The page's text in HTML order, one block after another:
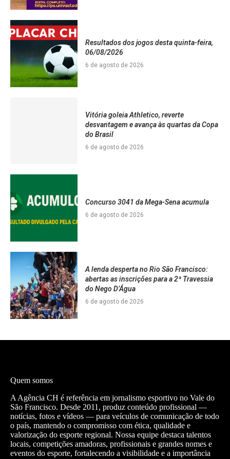
Resultados dos jogos desta quinta-feira,
06/08/2026
6 de agosto de 2026
Vitória goleia Athletico, reverte
desvantagem e avança às quartas da Copa
do Brasil
6 de agosto de 2026
Concurso 3041 da Mega-Sena acumula
6 de agosto de 2026
A lenda desperta no Rio São Francisco:
abertas as inscrições para a 2ª Travessia
do Nego D’Água
6 de agosto de 2026
Quem somos
A Agência CH é referência em jornalismo esportivo no Vale do
São Francisco. Desde 2011, produz conteúdo profissional —
notícias, fotos e vídeos — para veículos de comunicação de todo
o país, mantendo o compromisso com ética, qualidade e
valorização do esporte regional. Nossa equipe destaca talentos
locais, competições amadoras, profissionais e grandes nomes e
eventos do esporte, fortalecendo a visibilidade e a importância